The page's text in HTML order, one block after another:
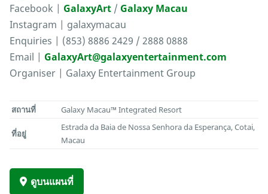
Facebook | GalaxyArt / Galaxy Macau
Instagram | galaxymacau
Enquiries | (853) 8886 2429 / 2888 0888
Email | GalaxyArt@galaxyentertainment.com
Organiser | Galaxy Entertainment Group
สถานที่ Galaxy Macau™ Integrated Resort
ที่อยู่
Estrada da Baia de Nossa Senhora da Esperança, Cotai,
Macau
ดูบนแผนที่